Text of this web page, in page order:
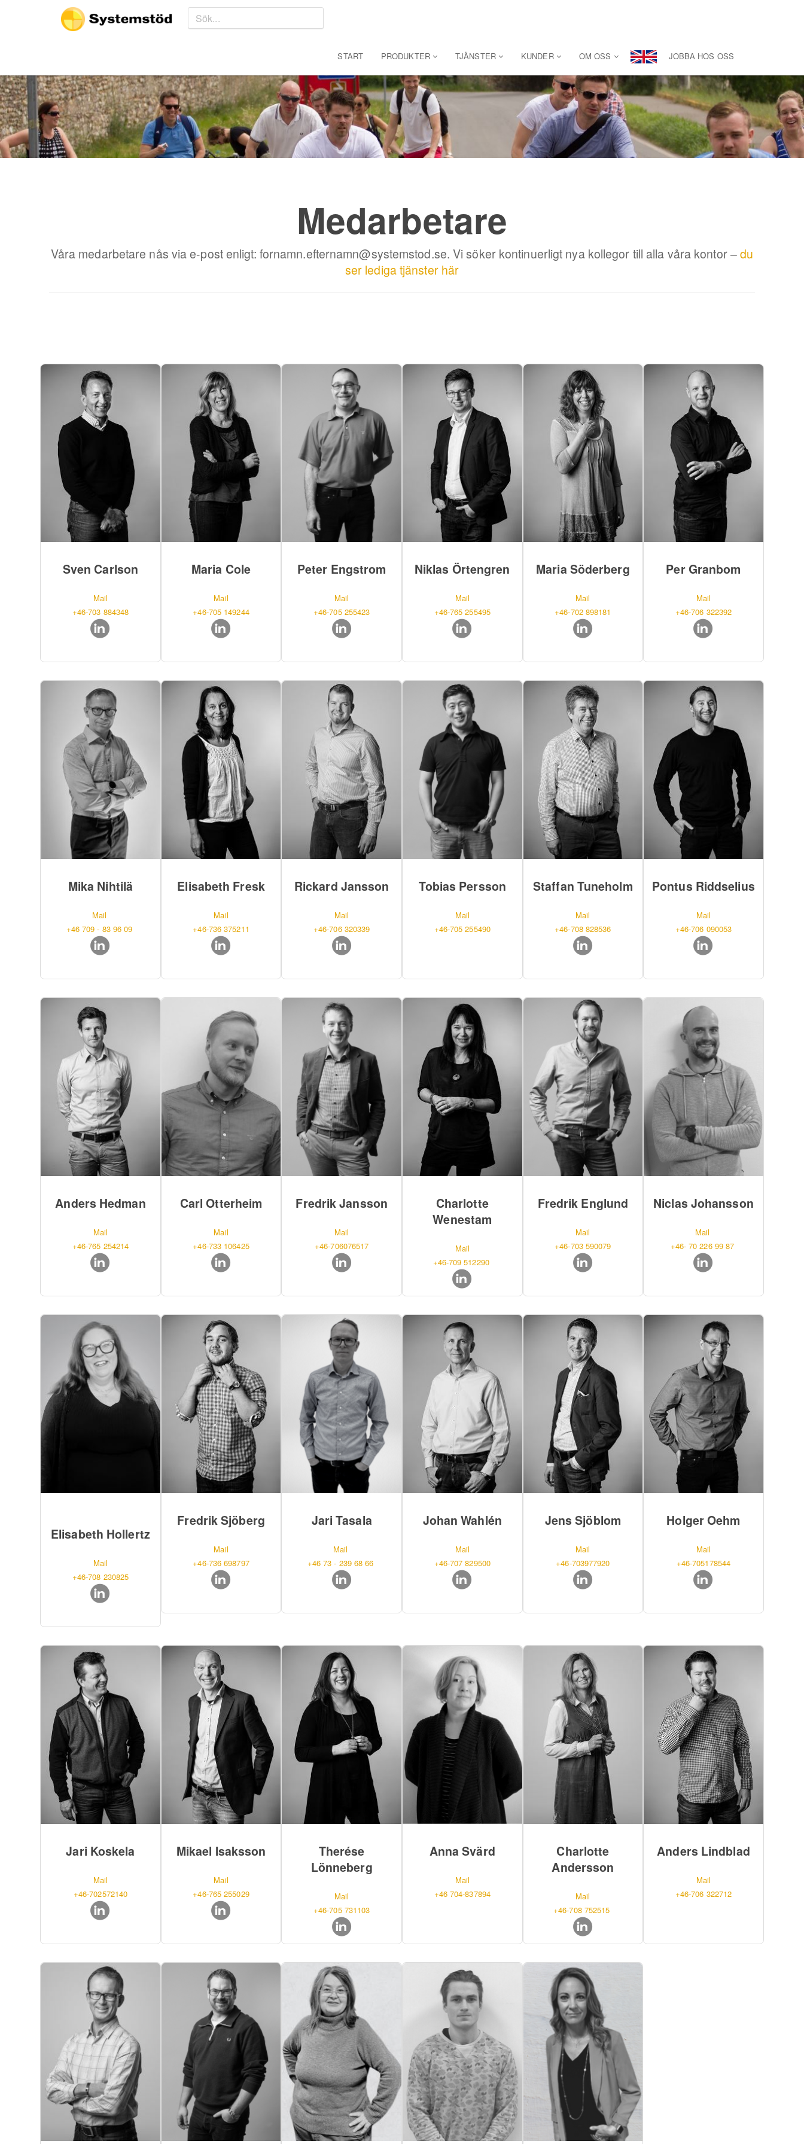
START PRODUKTER TJÄNSTER KUNDER OM OSS JOBBA HOS OSS
Medarbetare
Våra medarbetare nås via e-post enligt: fornamn.efternamn@systemstod.se. Vi söker kontinuerligt nya kollegor till alla våra kontor –du
ser lediga tjänster här
Sven Carlson
Mail
+46-703 884348
Maria Cole
Mail
+46-705 149244
Peter Engstrom
Mail
+46-705 255423
Niklas Örtengren
Mail
+46-765 255495
Maria Söderberg
Mail
+46-702 898181
Per Granbom
Mail
+46-706 322392
Mika Nihtilä
Mail
+46 709 - 83 96 09
Elisabeth Fresk
Mail
+46-736 375211
Rickard Jansson
Mail
+46-706 320339
Tobias Persson
Mail
+46-705 255490
Staffan Tuneholm
Mail
+46-708 828536
Pontus Riddselius
Mail
+46-706 090053
Anders Hedman
Mail
+46-765 254214
Carl Otterheim
Mail
+46-733 106425
Fredrik Jansson
Mail
+46-706076517
Charlotte
Wenestam
Mail
+46-709 512290
Fredrik Englund
Mail
+46-703 590079
Niclas Johansson
Mail
+46- 70 226 99 87
Elisabeth Hollertz
Mail
+46-708 230825
Fredrik Sjöberg
Mail
+46-736 698797
Jari Tasala
Mail
+46 73 - 239 68 66
Johan Wahlén
Mail
+46-707 829500
Jens Sjöblom
Mail
+46-703977920
Holger Oehm
Mail
+46-705178544
Jari Koskela
Mail
+46-702572140
Mikael Isaksson
Mail
+46-765 255029
Therése
Lönneberg
Mail
+46-705 731103
Anna Svärd
Mail
+46 704-837894
Charlotte
Andersson
Mail
+46-708 752515
Anders Lindblad
Mail
+46-706 322712